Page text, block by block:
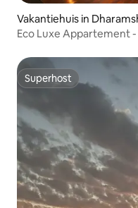
Vakantiehuis in
Eco Luxe Appartement
Superhost
Superhost